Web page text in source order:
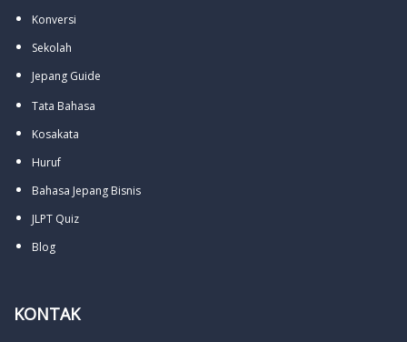
Konversi
Sekolah
Jepang Guide
Tata Bahasa
Kosakata
Huruf
Bahasa Jepang Bisnis
JLPT Quiz
Blog
KONTAK